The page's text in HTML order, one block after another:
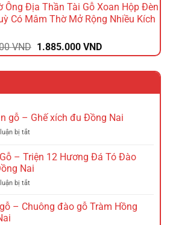
là:
2.340.000 VND.
tại
là:
Ông Địa Thần Tài Gỗ Xoan Hộp Đèn
Có Mâm Thờ Mở Rộng Nhiều Kích
VND Giá
gốc
là:
1.885.000 VNDGiá
hiện
tại
1.885.000 VND.
gỗ – Ghế xích đu Đồng Nai
bị tắtở
gấp
nan
gỗ
–
xích
– Triện 12 Hương Đá Tó Đào
Nai
bị tắtở
sa
– Chuông đào gỗ Tràm Hồng